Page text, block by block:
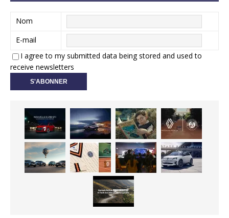
Nom
E-mail
I agree to my submitted data being stored and used to
receive newsletters